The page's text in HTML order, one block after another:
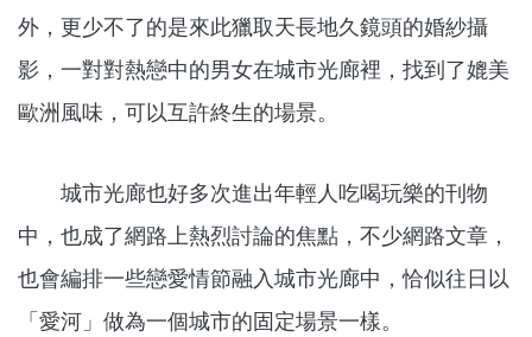
外，更少不了的是來此獵取天長地久鏡頭的婚紗攝
影，一對對熱戀中的男女在城市光廊裡，找到了媲美
歐洲風味，可以互許終生的場景。
城市光廊也好多次進出年輕人吃喝玩樂的刊物
中，也成了網路上熱烈討論的焦點，不少網路文章，
也會編排一些戀愛情節融入城市光廊中，恰似往日以
「愛河」做為一個城市的固定場景一樣。